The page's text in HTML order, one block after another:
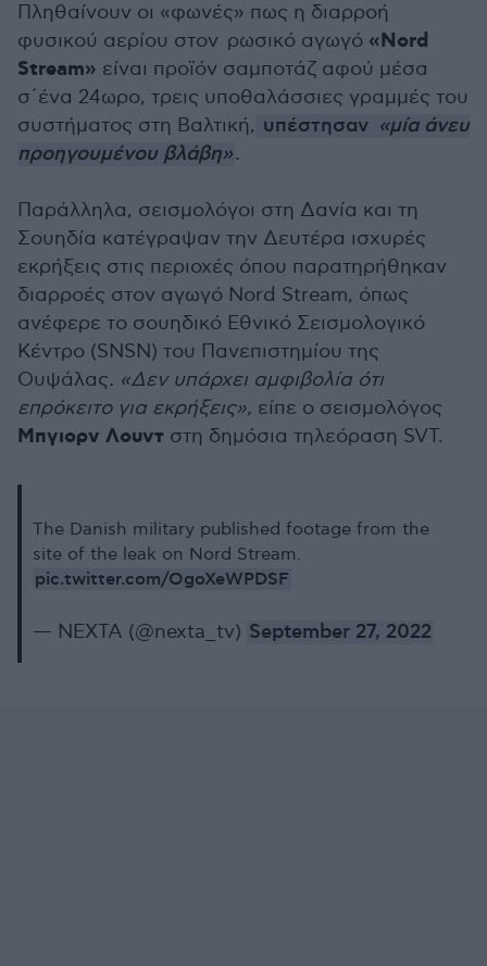
Πληθαίνουν οι «φωνές» πως η διαρροή
φυσικού αερίου στον ρωσικό αγωγό «Nord
Stream» είναι προϊόν σαμποτάζ αφού μέσα
σ΄ένα 24ωρο, τρεις υποθαλάσσιες γραμμές του
συστήματος στη Βαλτική, υπέστησαν «μία άνευ
προηγουμένου βλάβη».
Παράλληλα, σεισμολόγοι στη Δανία και τη
Σουηδία κατέγραψαν την Δευτέρα ισχυρές
εκρήξεις στις περιοχές όπου παρατηρήθηκαν
διαρροές στον αγωγό Nord Stream, όπως
ανέφερε το σουηδικό Εθνικό Σεισμολογικό
Κέντρο (SNSN) του Πανεπιστημίου της
Ουψάλας. «Δεν υπάρχει αμφιβολία ότι
επρόκειτο για εκρήξεις», είπε ο σεισμολόγος
Μπγιορν Λουντ στη δημόσια τηλεόραση SVT.
The Danish military published footage from the
site of the leak on Nord Stream.
pic.twitter.com/OgoXeWPDSF
— NEXTA (@nexta_tv) September 27, 2022